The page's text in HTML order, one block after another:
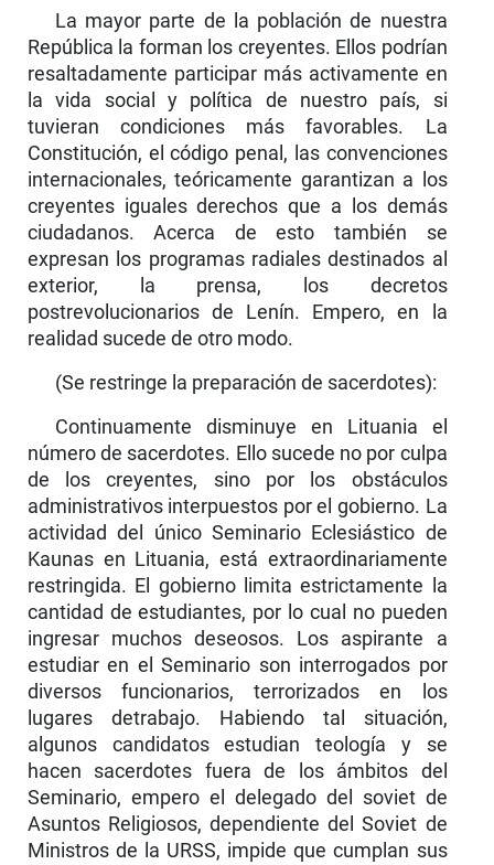
La mayor parte de la población de nuestra
República la forman los creyentes. Ellos podrían
resaltadamente participar más activamente en
la vida social y política de nuestro país, si
tuvieran condici­ones más favorables. La
Constitución, el código penal, las convenciones
internacionales, teóricamente ga­rantizan a los
creyentes iguales derechos que a los demás
ciudadanos. Acerca de esto también se
expresan los programas radiales destinados al
exte­rior, la prensa, los decretos
postrevolucionarios de Lenín. Empero, en la
realidad sucede de otro modo.
(Se restringe la preparación de sacerdotes):
Continuamente disminuye en Lituania el
número de sacerdotes. Ello sucede no por culpa
de los creyentes, sino por los obstáculos
administrativos interpuestos por el gobierno. La
actividad del único Seminario Eclesiástico de
Kaunas en Lituania, está extraordinariamente
restringida. El gobierno limita estrictamente la
cantidad de estudiantes, por lo cual no pueden
ingresar muchos deseosos. Los aspirante a
estudiar en el Seminario son interrogados por
diversos funcionarios, terrorizados en los
lugares detrabajo. Habiendo tal situación,
algunos candidatos estudian teología y se
hacen sacerdotes fuera de los ámbitos del
Seminario, empero el delegado del soviet de
Asuntos Religiosos, dependiente del Soviet de
Ministros de la URSS, impide que cumplan sus